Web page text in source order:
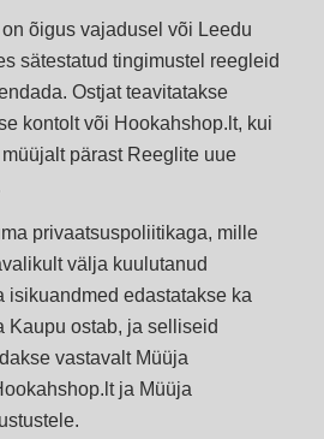
õigus vajadusel või Leedu
sätestatud tingimustel reegleid
Ostjat teavitatakse
kontolt või Hookahshop.lt, kui
pärast Reeglite uue
privaatsuspoliitikaga, mille
välja kuulutanud
isikuandmed edastatakse ka
Kaupu ostab, ja selliseid
vastavalt Müüja
ja Müüja